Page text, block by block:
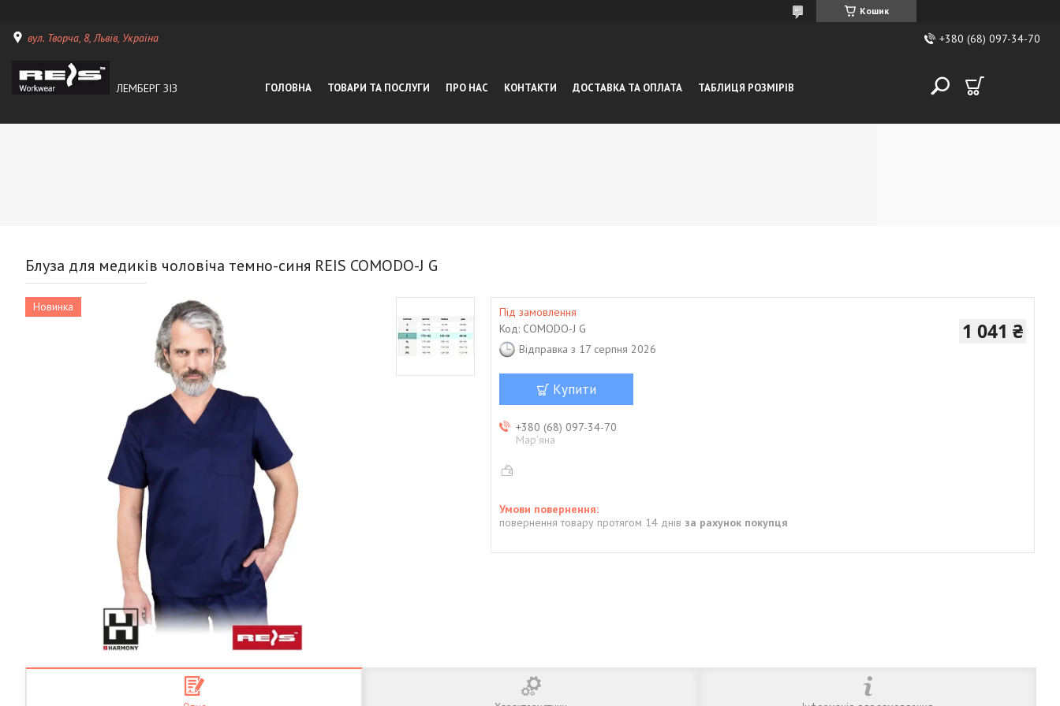
Кошик
вул. Творча, 8, Львів, Україна +380 (68) 097-34-70
ЛЕМБЕРГ ЗІЗ ГОЛОВНА ТОВАРИ ТА ПОСЛУГИ ПРО НАС КОНТАКТИ ДОСТАВКА ТА ОПЛАТА ТАБЛИЦЯ РОЗМІРІВ
Блуза для медиків чоловіча темно-синя REIS COMODO-J G
Новинка
Під замовлення
Код: COMODO-J G
Відправка з 17 серпня 2026
1 041 ₴
Купити
+380 (68) 097-34-70
Мар'яна
повернення товару протягом 14 днів за рахунок покупця